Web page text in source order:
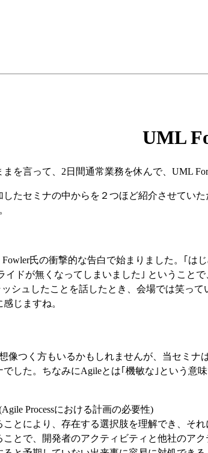
UML
を言って、2日間通常業務を休んで、UML
たセミナの中からを２つほど紹介させてい
Fowler氏の衝撃的な告白で始まりました。｢
イドが無くなってしまいました｣ ということ
シュしたことを話したとき、会場では笑っ
じますね。
像つく方もいるかもしれませんが、当セミナ
した。ちなみにAgileとは｢機敏な｣という意
Processにおける計画の必要性)
ことにより、存在する選択肢を理解でき、そ
とで、開発者のアクティビティと他社のアク